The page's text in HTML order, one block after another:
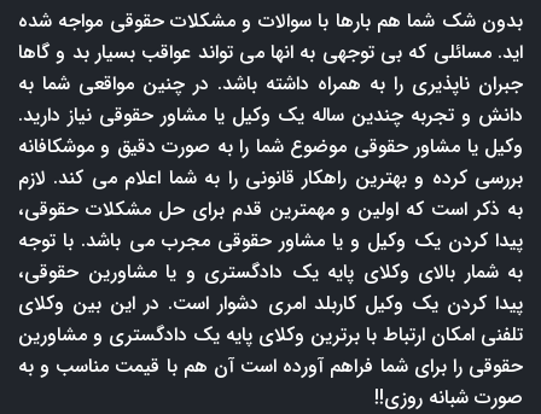
بدون شک شما هم بارها با سوالات و مشکلات حقوقی مواجه شده
اید. مسائلی که بی توجهی به انها می تواند عواقب بسیار بد و گاها
جبران ناپذیری را به همراه داشته باشد. در چنین مواقعی شما به
دانش و تجربه چندین ساله یک وکیل یا مشاور حقوقی نیاز دارید.
وکیل یا مشاور حقوقی موضوع شما را به صورت دقیق و موشکافانه
بررسی کرده و بهترین راهکار قانونی را به شما اعلام می کند. لازم
به ذکر است که اولین و مهمترین قدم برای حل مشکلات حقوقی،
پیدا کردن یک وکیل و یا مشاور حقوقی مجرب می باشد. با توجه
به شمار بالای وکلای پایه یک دادگستری و یا مشاورین حقوقی،
پیدا کردن یک وکیل کاربلد امری دشوار است. در این بین وکلای
تلفنی امکان ارتباط با برترین وکلای پایه یک دادگستری و مشاورین
حقوقی را برای شما فراهم آورده است آن هم با قیمت مناسب و به
صورت شبانه روزی!!